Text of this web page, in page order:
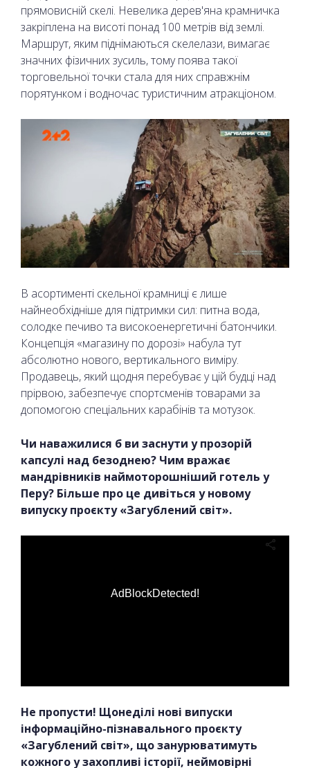
прямовисній скелі. Невелика дерев'яна крамничка
закріплена на висоті понад 100 метрів від землі.
Маршрут, яким піднімаються скелелази, вимагає
значних фізичних зусиль, тому поява такої
торговельної точки стала для них справжнім
порятунком і водночас туристичним атракціоном.
В асортименті скельної крамниці є лише
найнеобхідніше для підтримки сил: питна вода,
солодке печиво та високоенергетичні батончики.
Концепція «магазину по дорозі» набула тут
абсолютно нового, вертикального виміру.
Продавець, який щодня перебуває у цій будці над
прірвою, забезпечує спортсменів товарами за
допомогою спеціальних карабінів та мотузок.
Чи наважилися б ви заснути у прозорій
капсулі над безоднею? Чим вражає
мандрівників наймоторошніший готель у
Перу? Більше про це дивіться у новому
випуску проєкту «Загублений світ».
AdBlockDetected!
Не пропусти! Щонеділі нові випуски
інформаційно-пізнавального проєкту
«Загублений світ», що занурюватимуть
кожного у захопливі історії, неймовірні